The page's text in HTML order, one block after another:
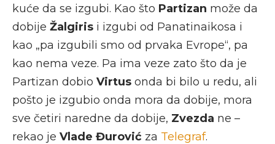
kuće da se izgubi. Kao što Partizan može da
dobije Žalgiris i izgubi od Panatinaikosa i
kao „pa izgubili smo od prvaka Evrope“, pa
kao nema veze. Pa ima veze zato što da je
Partizan dobio Virtus onda bi bilo u redu, ali
pošto je izgubio onda mora da dobije, mora
sve četiri naredne da dobije, Zvezda ne –
rekao je Vlade Đurović za Telegraf.